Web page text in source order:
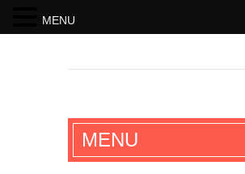
SKRIFTEN
MENU
MENU